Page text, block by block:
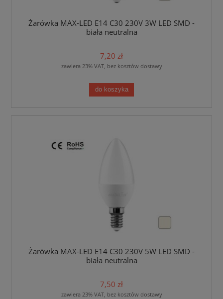
Żarówka MAX-LED E14 C30 230V 3W LED SMD -
biała neutralna
7,20 zł
zawiera 23% VAT, bez kosztów dostawy
do koszyka
Żarówka MAX-LED E14 C30 230V 5W LED SMD -
biała neutralna
7,50 zł
zawiera 23% VAT, bez kosztów dostawy